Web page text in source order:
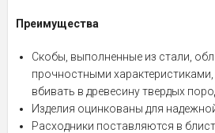
Преимущества
Скобы, выполненные из стали,
прочностными
вбивать в древесину твердых
Изделия оцинкованы для
Расходники поставляются в